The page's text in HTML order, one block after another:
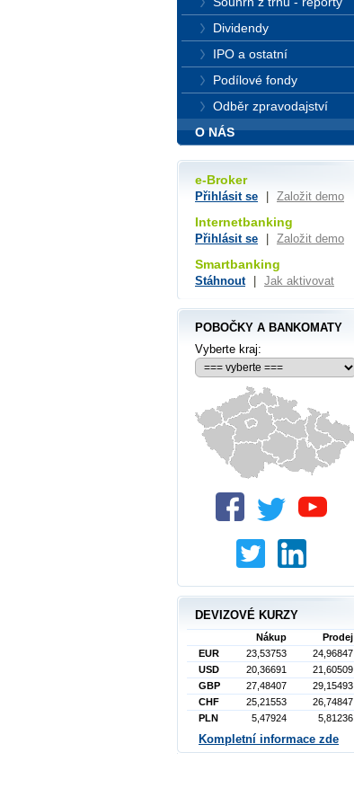
Dividendy
IPO a ostatní
Podílové fondy
Odběr zpravodajství
O NÁS
e-Broker
Přihlásit se Založit demo
Internetbanking
Přihlásit se Založit demo
Smartbanking
Stáhnout Jak aktivovat
POBOČKY A BANKOMATY
Vyberte kraj:
DEVIZOVÉ KURZY
Nákup
Prodej
EUR
23,53753
24,96847
USD
20,36691
21,60509
GBP
27,48407
29,15493
CHF
25,21553
26,74847
PLN
5,47924 5,81236
Kompletní informace zde